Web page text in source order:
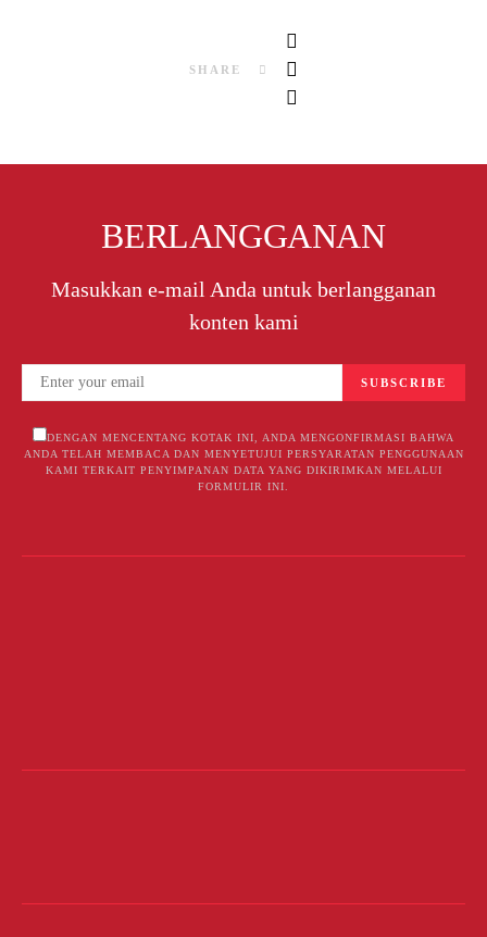
SHARE
BERLANGGANAN
Masukkan e-mail Anda untuk berlangganan
konten kami
SUBSCRIBE
DENGAN MENCENTANG KOTAK INI, ANDA MENGONFIRMASI BAHWA
ANDA TELAH MEMBACA DAN MENYETUJUI PERSYARATAN PENGGUNAAN
KAMI TERKAIT PENYIMPANAN DATA YANG DIKIRIMKAN MELALUI
FORMULIR INI.